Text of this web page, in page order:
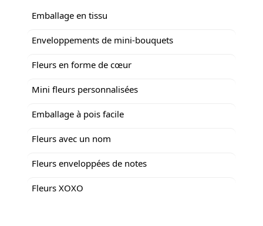
Emballage en tissu
Enveloppements de mini-bouquets
Fleurs en forme de cœur
Mini fleurs personnalisées
Emballage à pois facile
Fleurs avec un nom
Fleurs enveloppées de notes
Fleurs XOXO